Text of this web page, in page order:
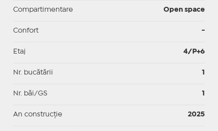
Compartimentare Open space
Confort -
Etaj 4/P+6
Nr. bucătării 1
Nr. băi/GS 1
An construcție 2025